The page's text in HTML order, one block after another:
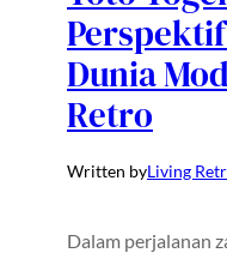
Dunia
Retro
Written byLiving
Dalam perjalanan